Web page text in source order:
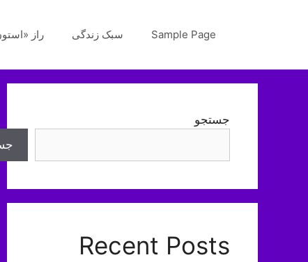
Sample Page سبک زندگی راز
جستجو
Recent Posts